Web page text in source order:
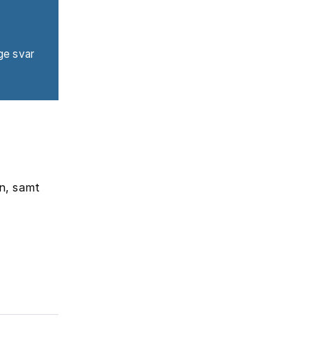
svar
samt